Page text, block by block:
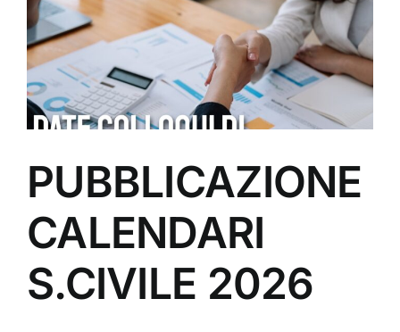
PUBBLICAZIONE
CALENDARI
S.CIVILE 2026